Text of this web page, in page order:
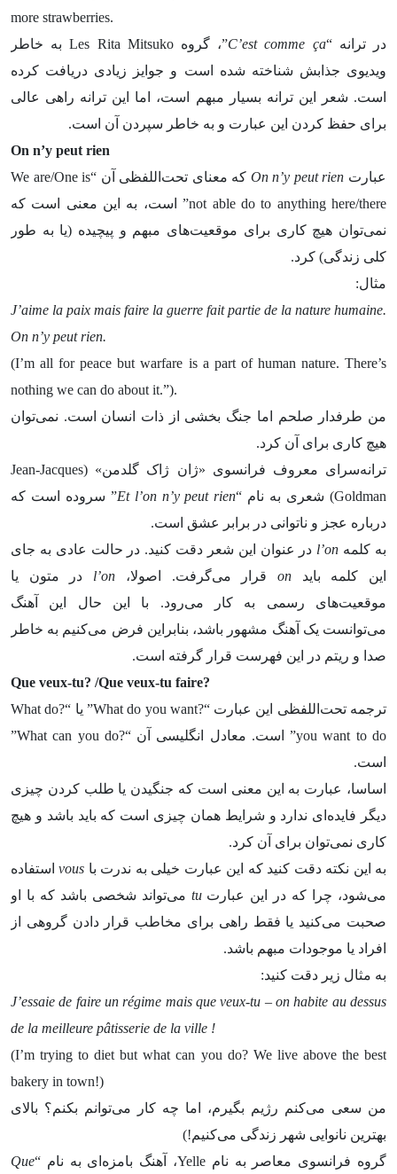
more strawberries.
در ترانه “C’est comme ça
”، گروه Les Rita Mitsuko به خاطر
ویدیوی جذابش شناخته شده است و جوایز زیادی دریافت کرده
است. شعر این ترانه بسیار مبهم است، اما این ترانه راهی عالی
برای حفظ کردن این عبارت و به خاطر سپردن آن است.
On n’y peut rien
عبارت On n’y peut rien
که معنای تحت‌اللفظی آن “We are/One is
not able do to anything here/there” است، به این معنی است که
نمی‌توان هیچ کاری برای موقعیت‌های مبهم و پیچیده (یا به طور
کلی زندگی) کرد.
مثال:
J’aime la paix mais faire la guerre fait partie de la nature humaine.
On n’y peut rien.
(I’m all for peace but warfare is a part of human nature. There’s
nothing we can do about it.”).
من طرفدار صلحم اما جنگ بخشی از ذات انسان است. نمی‌توان
هیچ کاری برای آن کرد.
ترانه‌سرای معروف فرانسوی «ژان ژاک گلدمن» (Jean-Jacques
Goldman) شعری به نام “
Et l’on n’y peut rien” سروده است که
درباره عجز و ناتوانی در برابر عشق است.
به کلمه l’on در عنوان این شعر دقت کنید. در حالت عادی به جای
این کلمه بایدon قرار می‌گرفت. اصولا، l’on در متون یا
موقعیت‌های رسمی به کار می‌رود. با این حال این آهنگ
می‌توانست یک آهنگ مشهور باشد، بنابراین فرض می‌کنیم به خاطر
صدا و ریتم در این فهرست قرار گرفته است.
Que veux-tu? /Que veux-tu faire?
ترجمه تحت‌اللفظی این عبارت “?What do you want” یا “?What do
you want to do” است. معادل انگلیسی آن “?What can you do”
است.
اساسا، عبارت به این معنی است که جنگیدن یا طلب کردن چیزی
دیگر فایده‌ای ندارد و شرایط همان چیزی است که باید باشد و هیچ
کاری نمی‌توان برای آن کرد.
به این نکته دقت کنید که این عبارت خیلی به ندرت با vousاستفاده
می‌شود، چرا که در این عبارتtu می‌تواند شخصی باشد که با او
صحبت می‌کنید یا فقط راهی برای مخاطب قرار دادن گروهی از
افراد یا موجودات مبهم باشد.
به مثال زیر دقت کنید:
J’essaie de faire un régime mais que veux-tu – on habite au dessus
de la meilleure pâtisserie de la ville !
(I’m trying to diet but what can you do? We live above the best
bakery in town!)
من سعی می‌کنم رژیم بگیرم، اما چه کار می‌توانم بکنم؟ بالای
بهترین نانوایی شهر زندگی می‌کنیم!)
گروه فرانسوی معاصر به نام Yelle، آهنگ بامزه‌ای به نام “
Que